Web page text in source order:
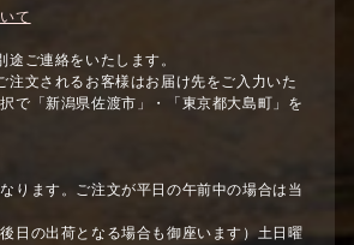
て
ご連絡をいたします。
注文されるお客様はお届け先をご入力いた
で「新潟県佐渡市」・「東京都大島町」を
ります。ご注文が平日の午前中の場合は当
後日の出荷となる場合も御座います）土日曜